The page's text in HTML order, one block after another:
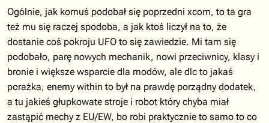
Ogólnie, jak komuś podobał się poprzedni xcom, to ta gra
też mu się raczej spodoba, a jak ktoś liczył na to, że
dostanie coś pokroju UFO to się zawiedzie. Mi tam się
podobało, parę nowych mechanik, nowi przeciwnicy, klasy i
bronie i większe wsparcie dla modów, ale dlc to jakaś
porażka, enemy within to był na prawdę porządny dodatek,
a tu jakieś głupkowate stroje i robot który chyba miał
zastąpić mechy z EU/EW, bo robi praktycznie to samo to co